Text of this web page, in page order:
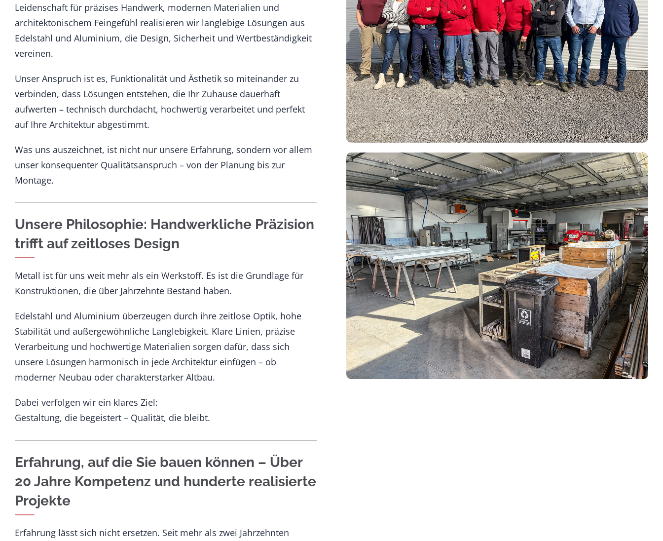
Leidenschaft für präzises Handwerk, modernen Materialien und
architektonischem Feingefühl realisieren wir langlebige Lösungen aus
Edelstahl und Aluminium, die Design, Sicherheit und Wertbeständigkeit
vereinen.
Unser Anspruch ist es, Funktionalität und Ästhetik so miteinander zu
verbinden, dass Lösungen entstehen, die Ihr Zuhause dauerhaft
aufwerten – technisch durchdacht, hochwertig verarbeitet und perfekt
auf Ihre Architektur abgestimmt.
Was uns auszeichnet, ist nicht nur unsere Erfahrung, sondern vor allem
unser konsequenter Qualitätsanspruch – von der Planung bis zur
Montage.
Unsere Philosophie: Handwerkliche Präzision
trifft auf zeitloses Design
Metall ist für uns weit mehr als ein Werkstoff. Es ist die Grundlage für
Konstruktionen, die über Jahrzehnte Bestand haben.
Edelstahl und Aluminium überzeugen durch ihre zeitlose Optik, hohe
Stabilität und außergewöhnliche Langlebigkeit. Klare Linien, präzise
Verarbeitung und hochwertige Materialien sorgen dafür, dass sich
unsere Lösungen harmonisch in jede Architektur einfügen – ob
moderner Neubau oder charakterstarker Altbau.
Dabei verfolgen wir ein klares Ziel:
Gestaltung, die begeistert – Qualität, die bleibt.
Erfahrung, auf die Sie bauen können – Über
20 Jahre Kompetenz und hunderte realisierte
Projekte
Erfahrung lässt sich nicht ersetzen. Seit mehr als zwei Jahrzehnten